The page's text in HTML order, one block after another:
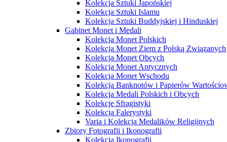
Kolekcja Sztuki Japońskiej
Kolekcja Sztuki Islamu
Kolekcja Sztuki Buddyjskiej i Hinduskiej
Gabinet Monet i Medali
Kolekcja Monet Polskich
Kolekcja Monet Ziem z Polską Związanych
Kolekcja Monet Obcych
Kolekcja Monet Antycznych
Kolekcja Monet Wschodu
Kolekcja Banknotów i Papierów
Kolekcja Medali Polskich i Obcych
Kolekcje Sfragistyki
Kolekcja Falerystyki
Varia i Kolekcja Medalików Religijnych
Zbiory Fotografii i Ikonografii
Kolekcja Ikonografii